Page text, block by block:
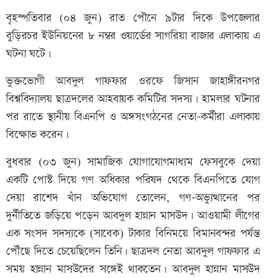
বৃহস্পতিবার (০৪ জুন) রাত পৌনে ৯টার দিকে উপজেলার
বুড়িরচর ইউনিয়নের ৮ নম্বর ওয়ার্ডের সাগরিয়া বাজার এলাকায় এ
ঘটনা ঘটে।
ভুক্তভোগী আবদুল গাফফার ওরফে জিসান জাহাঙ্গীরনগর
বিশ্ববিদ্যালয় ছাত্রদলের আহবায়ক কমিটির সদস্য। হামলার ঘটনার
পর রাতে স্থানীয় বিএনপি ও অঙ্গসংগঠনের নেতা-কর্মীরা এলাকায়
বিক্ষোভ করেন।
বুধবার (০৩ জুন) সামাজিক যোগাযোগমাধ্যম ফেসবুকে দেয়া
একটি পোস্ট দিয়ে গণ অধিকার পরিষদ থেকে বিএনপিতে যোগ
দেয়া রাশেদ খাঁন অভিযোগ তোলেন, গণ-অভ্যুত্থানের পর
দুর্নীতিতে জড়িয়ে পড়েন আবদুল হান্নান মাসউদ। আওয়ামী লীগের
এক সংসদ সদস্যকে (সাবেক) টাকার বিনিময়ে বিমানবন্দর পর্যন্ত
পৌঁছে দিতে চেয়েছিলেন তিনি। ছাত্রদল নেতা আবদুল গাফফার এ
সময় হান্নান মাসউদের সঙ্গেই থাকতেন। আবদুল হান্নান মাসউদ